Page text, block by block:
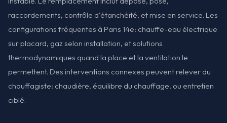
raccordements, contrôle d'étanchéité, et mise en service. Les
configurations fréquentes à Paris 14e: chauffe-eau électrique
sur placard, gaz selon installation, et solutions
thermodynamiques quand la place et la ventilation le
permettent. Des interventions connexes peuvent relever du
chauffagiste: chaudière, équilibre du chauffage, ou entretien
ciblé.